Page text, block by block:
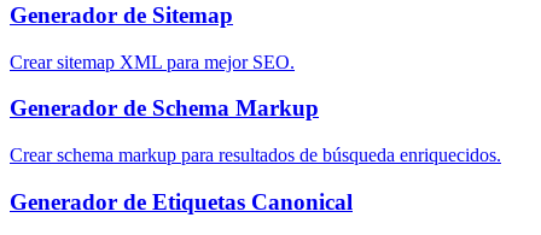
Generador de Sitemap
Crear sitemap XML para mejor SEO.
Generador de Schema Markup
Crear schema markup para resultados de búsqueda enriquecidos.
Generador de Etiquetas Canonical